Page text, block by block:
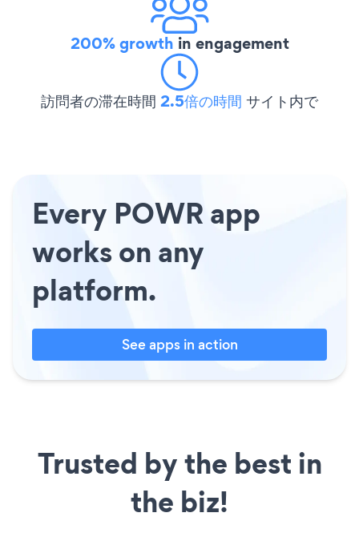
200% growth in engagement
訪問者の滞在時間 2.5倍の時間 サイト内で
Every POWR app
works on any
platform.
See apps in action
Trusted by the best in
the biz!